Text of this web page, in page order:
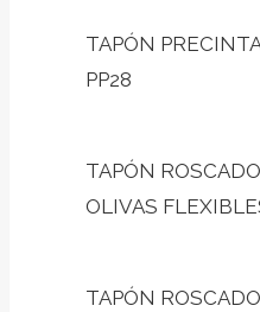
TAPÓN
PP28
TAPÓN
OLIVAS
TAPÓN